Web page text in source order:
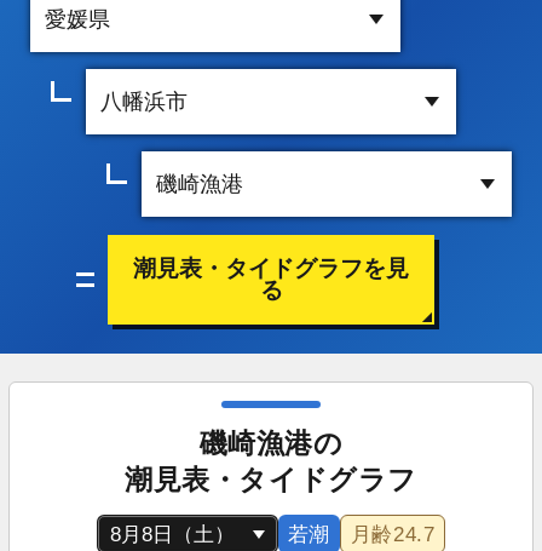
潮見表・タイドグラフを見
る
磯崎漁港の
潮見表・タイドグラフ
若潮 月齢24.7